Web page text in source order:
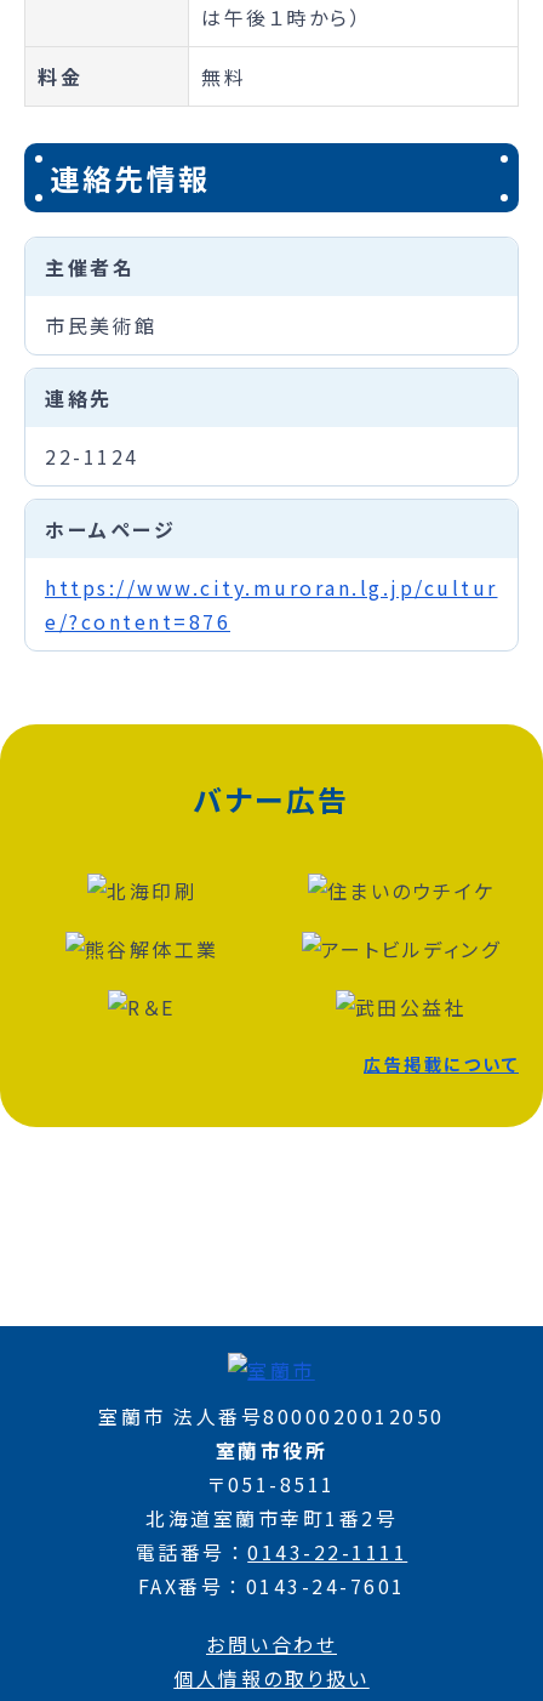
は午後１時から）
料金 無料
連絡先情報
主催者名
市民美術館
連絡先
22-1124
ホームページ
https://www.city.muroran.lg.jp/cultur
e/?content=876
バナー広告
広告掲載について
室蘭市 法人番号8000020012050
室蘭市役所
〒051-8511
北海道室蘭市幸町1番2号
電話番号
0143-22-1111
FAX番号
0143-24-7601
お問い合わせ
個人情報の取り扱い